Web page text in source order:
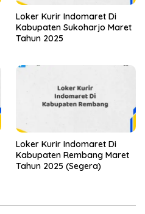
Loker Kurir Indomaret Di
Kabupaten Sukoharjo Maret
Tahun 2025
Loker Kurir Indomaret Di
Kabupaten Rembang Maret
Tahun 2025 (Segera)